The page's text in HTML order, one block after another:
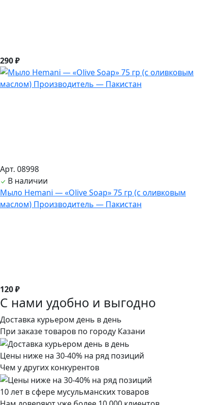
290 ₽
Арт. 08998
В наличии
Мыло Hemani — «Olive Soap» 75 гр (с оливковым
маслом) Производитель — Пакистан
120 ₽
С нами удобно и выгодно
Доставка курьером день в день
При заказе товаров по городу Казани
Цены ниже на 30-40% на ряд позиций
Чем у других конкурентов
10 лет в сфере мусульманских товаров